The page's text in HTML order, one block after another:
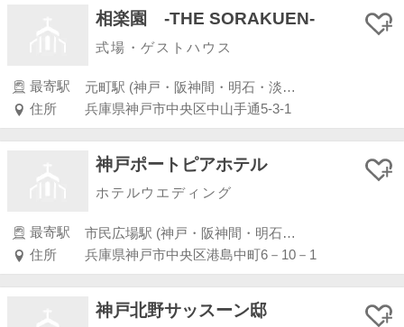
相楽園 -THE SORAKUEN-
式場・ゲストハウス
最寄駅
元町駅 (神戸・阪神間・明石・淡路島)
住所
兵庫県神戸市中央区中山手通5-3-1
神戸ポートピアホテル
ホテルウエディング
最寄駅
市民広場駅 (神戸・阪神間・明石・淡路島)
住所
兵庫県神戸市中央区港島中町6－10－1
神戸北野サッスーン邸